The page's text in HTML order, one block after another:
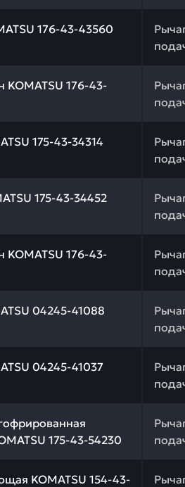
176-43-43560
подбор.
KOMATSU 176-43-
подбор.
175-43-34314
подбор. Шток
175-43-34452
подбор.
KOMATSU 176-43-
подбор.
04245-41088
подбор. Шток
04245-41037
подбор. Шток
175-43-54230
подбор.
KOMATSU 154-43-
подбор.